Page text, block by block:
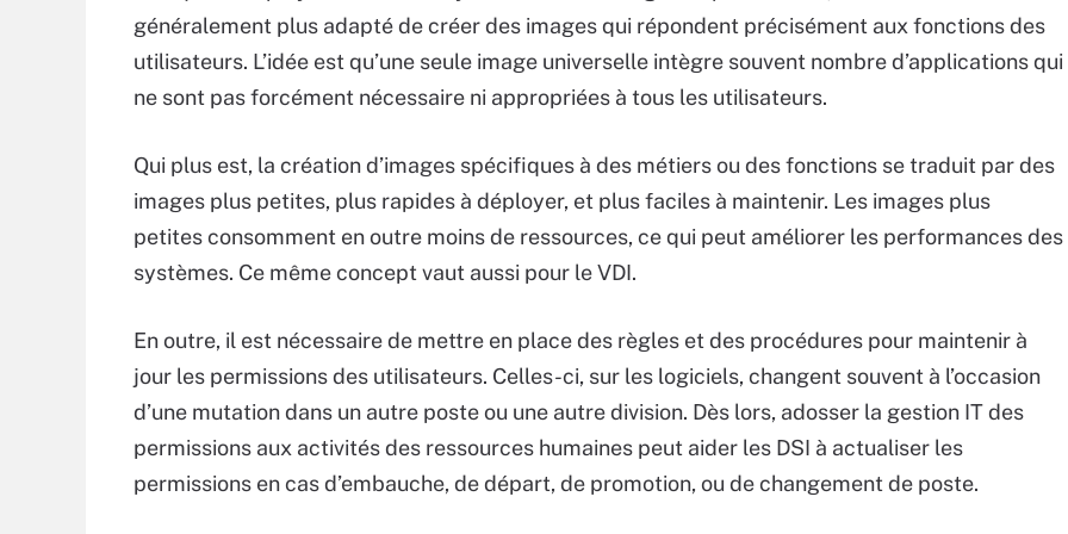
généralement plus adapté de créer des images qui répondent précisément aux fonctions des
utilisateurs. L’idée est qu’une seule image universelle intègre souvent nombre d’applications qui
ne sont pas forcément nécessaire ni appropriées à tous les utilisateurs.
Qui plus est, la création d’images spécifiques à des métiers ou des fonctions se traduit par des
images plus petites, plus rapides à déployer, et plus faciles à maintenir. Les images plus
petites consomment en outre moins de ressources, ce qui peut améliorer les performances des
systèmes. Ce même concept vaut aussi pour le VDI.
En outre, il est nécessaire de mettre en place des règles et des procédures pour maintenir à
jour les permissions des utilisateurs. Celles-ci, sur les logiciels, changent souvent à l’occasion
d’une mutation dans un autre poste ou une autre division. Dès lors, adosser la gestion IT des
permissions aux activités des ressources humaines peut aider les DSI à actualiser les
permissions en cas d’embauche, de départ, de promotion, ou de changement de poste.